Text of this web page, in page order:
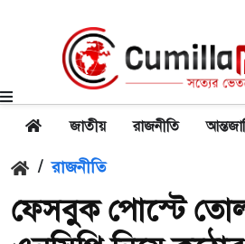
জাতীয় রাজনীতি
/ রাজনীতি
ফেসবুক পোস্টে